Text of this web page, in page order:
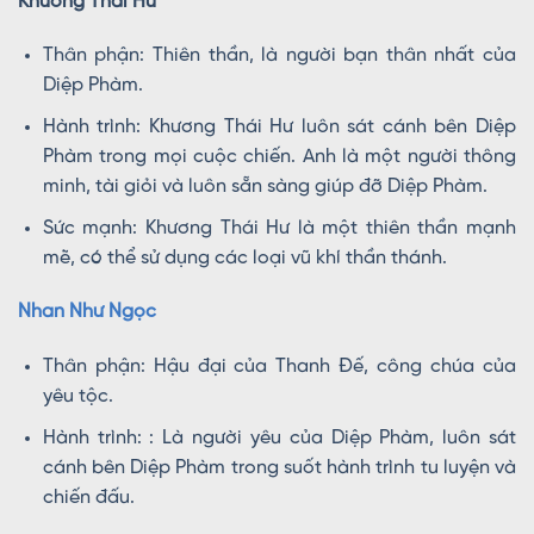
Thân phận: Thiên thần, là người bạn thân nhất của
Diệp Phàm.
Hành trình: Khương Thái Hư luôn sát cánh bên Diệp
Phàm trong mọi cuộc chiến. Anh là một người thông
minh, tài giỏi và luôn sẵn sàng giúp đỡ Diệp Phàm.
Sức mạnh: Khương Thái Hư là một thiên thần mạnh
mẽ, có thể sử dụng các loại vũ khí thần thánh.
Nhan Như Ngọc
Thân phận: Hậu đại của Thanh Đế, công chúa của
yêu tộc.
Hành trình: : Là người yêu của Diệp Phàm, luôn sát
cánh bên Diệp Phàm trong suốt hành trình tu luyện và
chiến đấu.